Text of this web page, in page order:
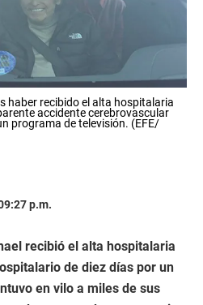
haber recibido el alta hospitalaria
accidente cerebrovascular
programa de televisión. (EFE/
p.m.
recibió el alta hospitalaria
de diez días por un
en vilo a miles de sus